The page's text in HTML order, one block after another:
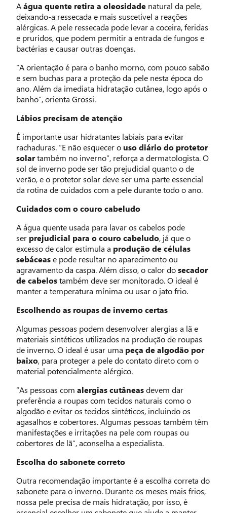
Aágua quente retira a oleosidade natural da pele,
deixando-a ressecada e mais suscetível a reações
alérgicas. A pele ressecada pode levar a coceira, feridas
e pruridos, que podem permitir a entrada de fungos e
bactérias e causar outras doenças.
“A orientação é para o banho morno, com pouco sabão
e sem buchas para a proteção da pele nesta época do
ano. Além da imediata hidratação cutânea, logo após o
banho”, orienta Grossi.
Lábios precisam de atenção
É importante usar hidratantes labiais para evitar
rachaduras. “E não esquecer o uso diário do protetor
solartambém no inverno”, reforça a dermatologista. O
sol de inverno pode ser tão prejudicial quanto o de
verão, e o protetor solar deve ser uma parte essencial
da rotina de cuidados com a pele durante todo o ano.
Cuidados com o couro cabeludo
A água quente usada para lavar os cabelos pode
ser prejudicial para o couro cabeludo, já que o
excesso de calor estimula a produção de células
sebácease pode resultar no aparecimento ou
agravamento da caspa. Além disso, o calor dosecador
de cabelostambém deve ser monitorado. O ideal é
manter a temperatura mínima ou usar o jato frio.
Escolhendo as roupas de inverno certas
Algumas pessoas podem desenvolver alergias a lã e
materiais sintéticos utilizados na produção de roupas
de inverno. O ideal é usar uma peça de algodão por
baixo, para proteger a pele do contato direto com o
material potencialmente alérgico.
“As pessoas com alergias cutâneasdevem dar
preferência a roupas com tecidos naturais como o
algodão e evitar os tecidos sintéticos, incluindo os
agasalhos e cobertores. Algumas pessoas também têm
manifestações e irritações na pele com roupas ou
cobertores de lã”, aconselha a especialista.
Escolha do sabonete correto
Outra recomendação importante é a escolha correta do
sabonete para o inverno. Durante os meses mais frios,
nossa pele precisa de mais hidratação, por isso, é